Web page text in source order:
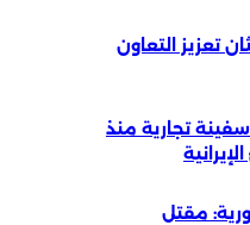
تعزيز التعاون
سنتكوم: تغيير مسار 49 سفينة تجارية منذ
مقتل